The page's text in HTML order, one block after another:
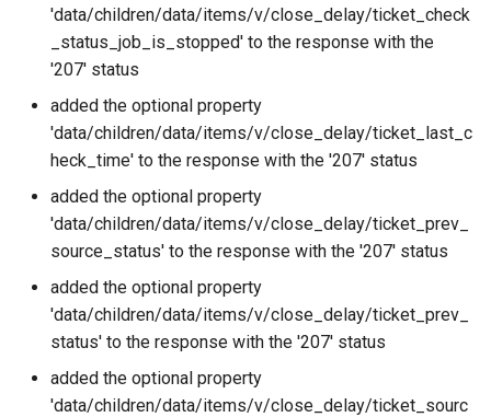
'data/children/data/items/v/close_delay/ticket_check
_status_job_is_stopped' to the response with the
'207' status
added the optional property
'data/children/data/items/v/close_delay/ticket_last_c
heck_time' to the response with the '207' status
added the optional property
'data/children/data/items/v/close_delay/ticket_prev_
source_status' to the response with the '207' status
added the optional property
'data/children/data/items/v/close_delay/ticket_prev_
status' to the response with the '207' status
added the optional property
'data/children/data/items/v/close_delay/ticket_sourc